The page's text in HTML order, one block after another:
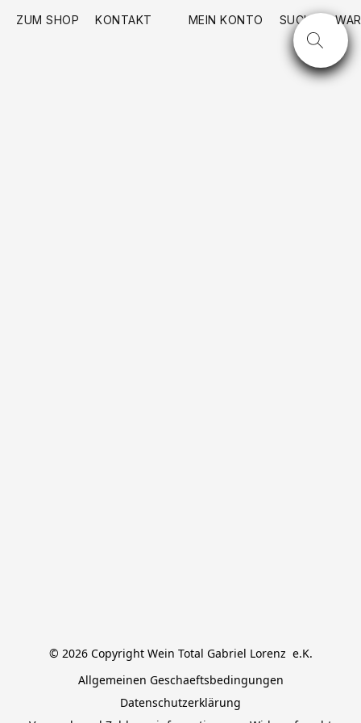
ZUM SHOP KONTAKT MEIN KONTO SUCHE
© 2026 Copyright Wein Total Gabriel Lorenz  e.K.
Allgemeinen Geschaeftsbedingungen
Datenschutzerklärung